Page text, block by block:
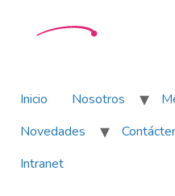
Inicio Nosotros
Novedades
Intranet